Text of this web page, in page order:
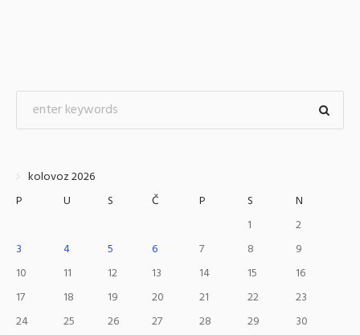
kolovoz 2026
P
U S Č P S
N
1
2
3
4 5 6 7 8
9
10
11 12 13 14 15
16
17
18 19 20 21 22
23
24
25 26 27 28 29
30